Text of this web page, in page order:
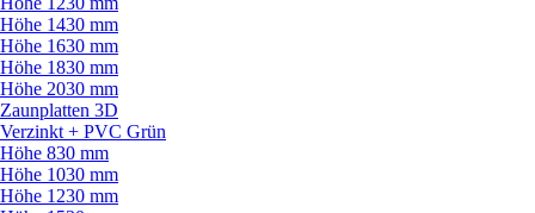
Höhe 1430 mm
Höhe 1630 mm
Höhe 1830 mm
Höhe 2030 mm
Zaunplatten 3D
Verzinkt + PVC Grün
Höhe 830 mm
Höhe 1030 mm
Höhe 1230 mm